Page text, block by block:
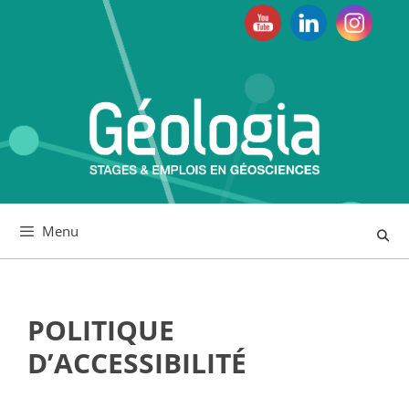
Menu
POLITIQUE
D’ACCESSIBILITÉ